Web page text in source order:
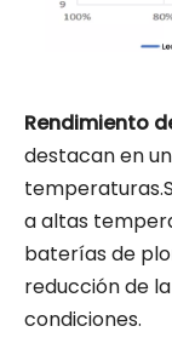
Rendimiento
destacan en
a altas
baterías de
reducción de
condiciones.